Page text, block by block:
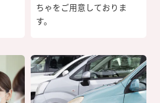
ちゃをご用意しておりま
す。